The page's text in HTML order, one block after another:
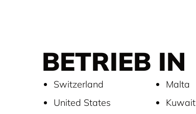
BETRIEB IN
Switzerland
United States
Malta
Kuwait